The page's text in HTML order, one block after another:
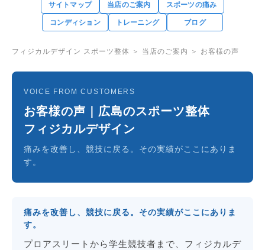
サイトマップ 当店のご案内 スポーツの痛み
コンディション トレーニング ブログ
フィジカルデザイン スポーツ整体 ＞ 当店のご案内 ＞ お客様の声
VOICE FROM CUSTOMERS
お客様の声｜広島のスポーツ整体
フィジカルデザイン
痛みを改善し、競技に戻る。その実績がここにありま
す。
痛みを改善し、競技に戻る。その実績がここにありま
す。
プロアスリートから学生競技者まで、フィジカルデ